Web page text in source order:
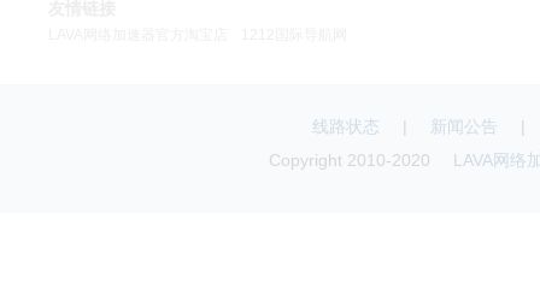
线路状态 | 新闻公告
|
Copyright 2010-2020
LAVA网络